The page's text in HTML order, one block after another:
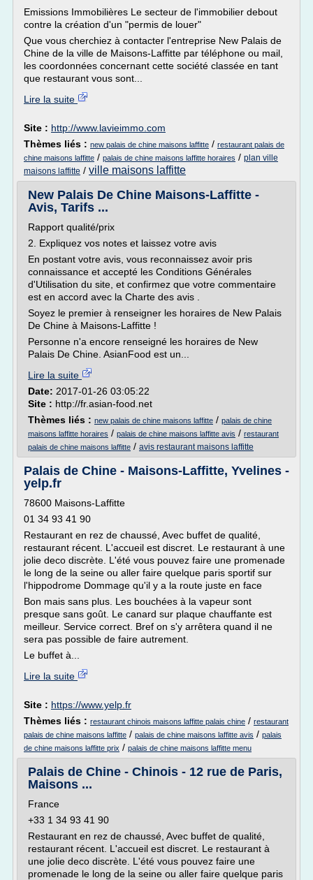
Emissions Immobilières Le secteur de l'immobilier debout
contre la création d'un "permis de louer"
Que vous cherchiez à contacter l'entreprise New Palais de
Chine de la ville de Maisons-Laffitte par téléphone ou mail,
les coordonnées concernant cette société classée en tant
que restaurant vous sont...
Lire la suite
Site : http://www.lavieimmo.com
Thèmes liés : new palais de chine maisons laffitte / restaurant palais de
chine maisons laffitte / palais de chine maisons laffitte horaires / plan ville
maisons laffitte / ville maisons laffitte
New Palais De Chine Maisons-Laffitte -
Avis, Tarifs ...
Rapport qualité/prix
2. Expliquez vos notes et laissez votre avis
En postant votre avis, vous reconnaissez avoir pris
connaissance et accepté les Conditions Générales
d'Utilisation du site, et confirmez que votre commentaire
est en accord avec la Charte des avis .
Soyez le premier à renseigner les horaires de New Palais
De Chine à Maisons-Laffitte !
Personne n'a encore renseigné les horaires de New
Palais De Chine. AsianFood est un...
Lire la suite
Date: 2017-01-26 03:05:22
Site : http://fr.asian-food.net
Thèmes liés : new palais de chine maisons laffitte / palais de chine
maisons laffitte horaires / palais de chine maisons laffitte avis / restaurant
palais de chine maisons laffitte / avis restaurant maisons laffitte
Palais de Chine - Maisons-Laffitte, Yvelines -
yelp.fr
78600 Maisons-Laffitte
01 34 93 41 90
Restaurant en rez de chaussé, Avec buffet de qualité,
restaurant récent. L'accueil est discret. Le restaurant à une
jolie deco discrète. L'été vous pouvez faire une promenade
le long de la seine ou aller faire quelque paris sportif sur
l'hippodrome Dommage qu'il y a la route juste en face
Bon mais sans plus. Les bouchées à la vapeur sont
presque sans goût. Le canard sur plaque chauffante est
meilleur. Service correct. Bref on s'y arrêtera quand il ne
sera pas possible de faire autrement.
Le buffet à...
Lire la suite
Site : https://www.yelp.fr
Thèmes liés : restaurant chinois maisons laffitte palais chine / restaurant
palais de chine maisons laffitte / palais de chine maisons laffitte avis / palais
de chine maisons laffitte prix / palais de chine maisons laffitte menu
Palais de Chine - Chinois - 12 rue de Paris,
Maisons ...
France
+33 1 34 93 41 90
Restaurant en rez de chaussé, Avec buffet de qualité,
restaurant récent. L'accueil est discret. Le restaurant à
une jolie deco discrète. L'été vous pouvez faire une
promenade le long de la seine ou aller faire quelque paris